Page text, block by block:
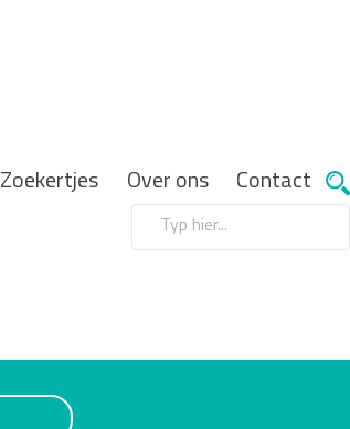
Zoekertjes Over ons Contact